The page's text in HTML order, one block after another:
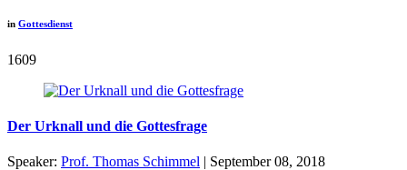
in Gottesdienst
1609
Der Urknall und die Gottesfrage
Speaker: Prof. Thomas Schimmel | September 08, 2018